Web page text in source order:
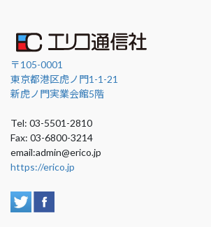
〒105-0001
東京都港区虎ノ門1-1-21
新虎ノ門実業会館5階
Tel: 03-5501-2810
Fax: 03-6800-3214
email:admin@erico.jp
https://erico.jp